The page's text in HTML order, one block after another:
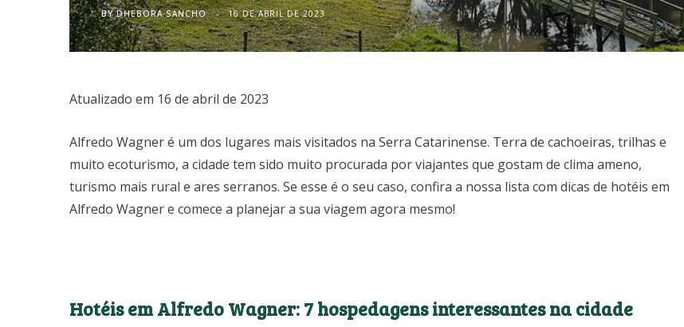
BY DHEBORA SANCHO 16 DE ABRIL DE 2023
Atualizado em 16 de abril de 2023
Alfredo Wagner é um dos lugares mais visitados na Serra Catarinense. Terra de cachoeiras, trilhas e
muito ecoturismo, a cidade tem sido muito procurada por viajantes que gostam de clima ameno,
turismo mais rural e ares serranos. Se esse é o seu caso, confira a nossa lista com dicas de hotéis em
Alfredo Wagner e comece a planejar a sua viagem agora mesmo!
Hotéis em Alfredo Wagner: 7 hospedagens interessantes na cidade